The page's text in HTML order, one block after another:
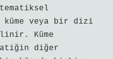
küme veya bir dizi
Küme
diğer